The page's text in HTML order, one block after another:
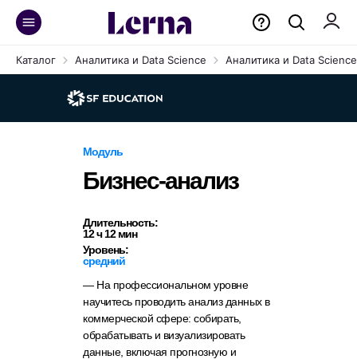
Каталог Аналитика и Data Science Аналитика и Data
Бизнес-анализ
— На профессиональном уровне
научитесь проводить анализ данных в
коммерческой сфере: собирать,
обрабатывать и визуализировать
данные, включая прогнозную и
Модуль
Длительность:
Уровень:
12 ч 12 мин
средний